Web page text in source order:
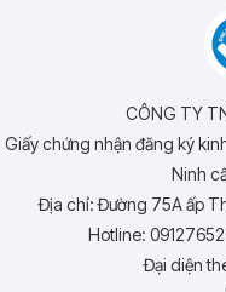
CÔNG TY
Giấy chứng nhận đăng ký
Ninh
Địa chỉ: Đường 75A ấp
Hotline:
Đại diện